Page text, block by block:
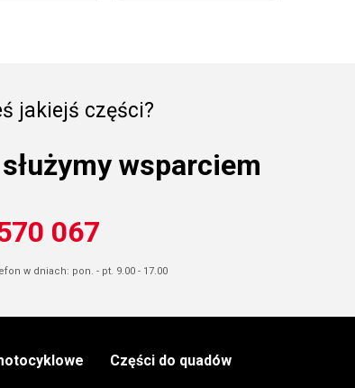
jakiejś części?
wsparciem
067
w dniach: pon. - pt. 9.00 - 17.00
Części do quadów